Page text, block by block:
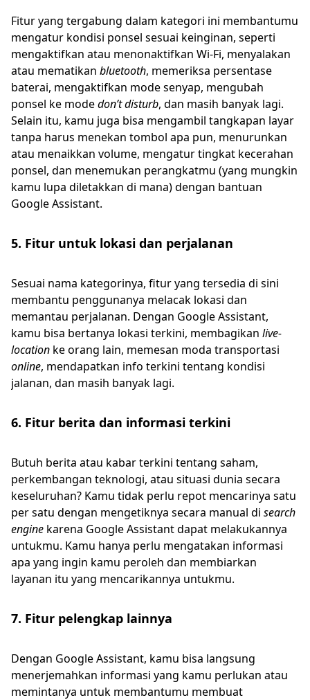
Fitur yang tergabung dalam kategori ini membantumu
mengatur kondisi ponsel sesuai keinginan, seperti
mengaktifkan atau menonaktifkan Wi-Fi, menyalakan
atau mematikan bluetooth, memeriksa persentase
baterai, mengaktifkan mode senyap, mengubah
ponsel ke modedon’t disturb, dan masih banyak lagi.
Selain itu, kamu juga bisa mengambil tangkapan layar
tanpa harus menekan tombol apa pun, menurunkan
atau menaikkan volume, mengatur tingkat kecerahan
ponsel, dan menemukan perangkatmu (yang mungkin
kamu lupa diletakkan di mana) dengan bantuan
Google Assistant.
5. Fitur untuk lokasi dan perjalanan
Sesuai nama kategorinya, fitur yang tersedia di sini
membantu penggunanya melacak lokasi dan
memantau perjalanan. Dengan Google Assistant,
kamu bisa bertanya lokasi terkini, membagikan live-
location ke orang lain, memesan moda transportasi
online, mendapatkan info terkini tentang kondisi
jalanan, dan masih banyak lagi.
6. Fitur berita dan informasi terkini
Butuh berita atau kabar terkini tentang saham,
perkembangan teknologi, atau situasi dunia secara
keseluruhan? Kamu tidak perlu repot mencarinya satu
per satu dengan mengetiknya secara manual di search
engine karena Google Assistant dapat melakukannya
untukmu. Kamu hanya perlu mengatakan informasi
apa yang ingin kamu peroleh dan membiarkan
layanan itu yang mencarikannya untukmu.
7. Fitur pelengkap lainnya
Dengan Google Assistant, kamu bisa langsung
menerjemahkan informasi yang kamu perlukan atau
memintanya untuk membantumu membuat